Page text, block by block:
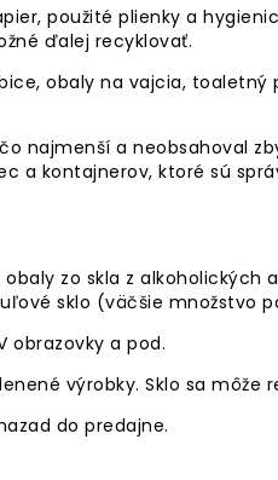
použité plienky a
ďalej recyklovať.
obaly na vajcia, toaletný
najmenší a neobsahoval
a kontajnerov, ktoré sú
obaly zo skla z alkoholických
sklo (väčšie množstvo
obrazovky a pod.
výrobky. Sklo sa môže
do predajne.